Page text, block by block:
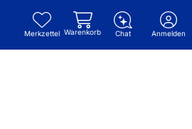
Merkzettel Warenkorb Chat Anmelden